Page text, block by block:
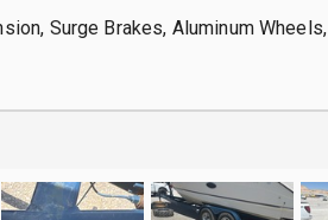
Surge Brakes, Aluminum Wheels,